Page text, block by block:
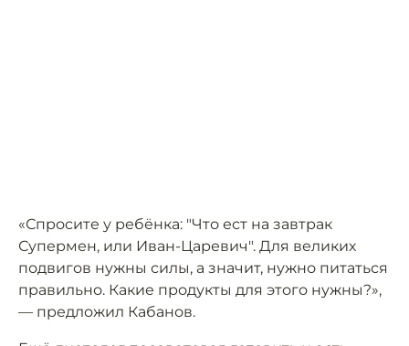
«Спросите у ребёнка: "Что ест на завтрак
Супермен, или Иван-Царевич". Для великих
подвигов нужны силы, а значит, нужно питаться
правильно. Какие продукты для этого нужны?»,
— предложил Кабанов.